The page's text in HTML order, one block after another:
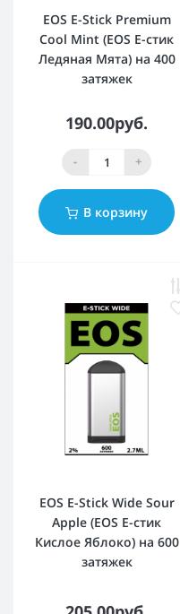
EOS E-Stick Premium
Cool Mint (EOS Е-стик
Ледяная Мята) на 400
затяжек
190.00руб.
- +
В корзину
EOS E-Stick Wide Sour
Apple (EOS Е-стик
Кислое Яблоко) на 600
затяжек